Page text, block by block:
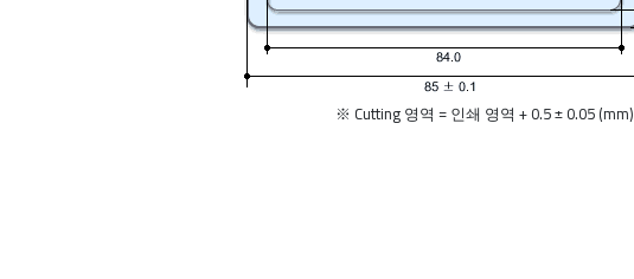
※ Cutting 영역 = 인쇄 영역 + 0.5 ± 0.05 (mm)